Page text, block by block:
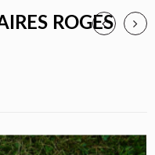
ROGES